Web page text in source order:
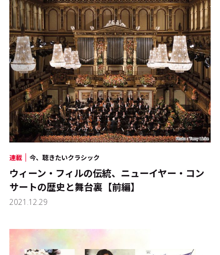
連載 今、聴きたいクラシック
ウィーン・フィルの伝統、ニューイヤー・コン
サートの歴史と舞台裏【前編】
2021.12.29